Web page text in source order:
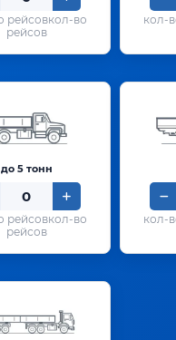
кол-во
рейсов
до 5 тонн
кол-во
рейсов